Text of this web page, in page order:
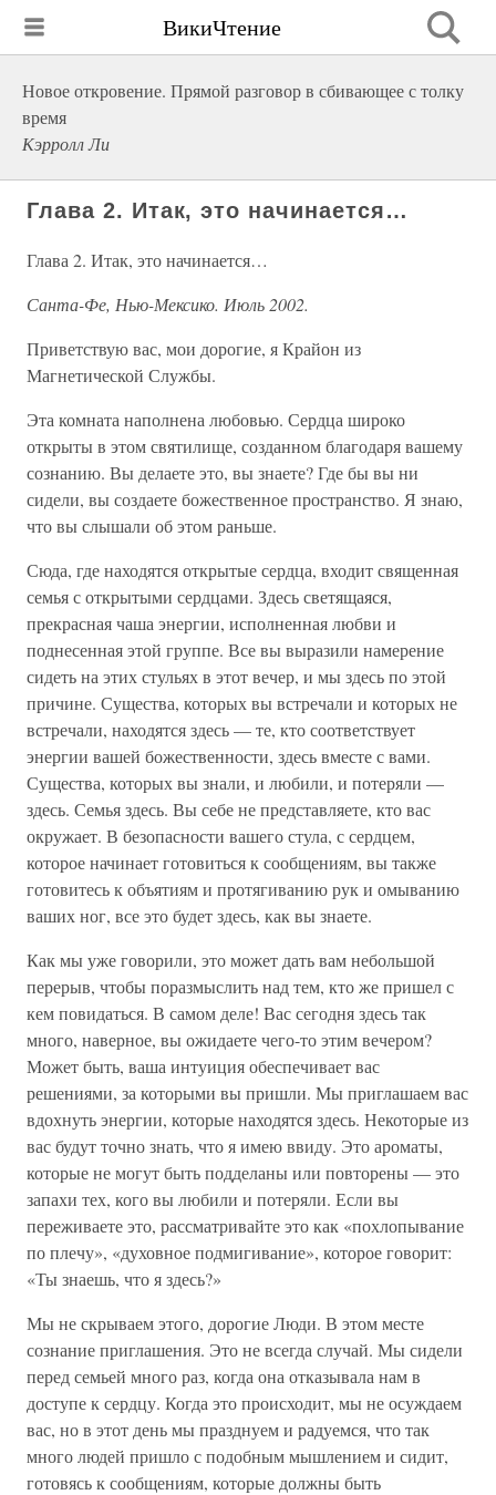
ВикиЧтение
Новое откровение. Прямой разговор в сбивающее с толку
время
Кэрролл Ли
Глава 2. Итак, это начинается…
Глава 2. Итак, это начинается…
Санта-Фе, Нью-Мексико. Июль 2002.
Приветствую вас, мои дорогие, я Крайон из
Магнетической Службы.
Эта комната наполнена любовью. Сердца широко
открыты в этом святилище, созданном благодаря вашему
сознанию. Вы делаете это, вы знаете? Где бы вы ни
сидели, вы создаете божественное пространство. Я знаю,
что вы слышали об этом раньше.
Сюда, где находятся открытые сердца, входит священная
семья с открытыми сердцами. Здесь светящаяся,
прекрасная чаша энергии, исполненная любви и
поднесенная этой группе. Все вы выразили намерение
сидеть на этих стульях в этот вечер, и мы здесь по этой
причине. Существа, которых вы встречали и которых не
встречали, находятся здесь — те, кто соответствует
энергии вашей божественности, здесь вместе с вами.
Существа, которых вы знали, и любили, и потеряли —
здесь. Семья здесь. Вы себе не представляете, кто вас
окружает. В безопасности вашего стула, с сердцем,
которое начинает готовиться к сообщениям, вы также
готовитесь к объятиям и протягиванию рук и омыванию
ваших ног, все это будет здесь, как вы знаете.
Как мы уже говорили, это может дать вам небольшой
перерыв, чтобы поразмыслить над тем, кто же пришел с
кем повидаться. В самом деле! Вас сегодня здесь так
много, наверное, вы ожидаете чего-то этим вечером?
Может быть, ваша интуиция обеспечивает вас
решениями, за которыми вы пришли. Мы приглашаем вас
вдохнуть энергии, которые находятся здесь. Некоторые из
вас будут точно знать, что я имею ввиду. Это ароматы,
которые не могут быть подделаны или повторены — это
запахи тех, кого вы любили и потеряли. Если вы
переживаете это, рассматривайте это как «похлопывание
по плечу», «духовное подмигивание», которое говорит:
«Ты знаешь, что я здесь?»
Мы не скрываем этого, дорогие Люди. В этом месте
сознание приглашения. Это не всегда случай. Мы сидели
перед семьей много раз, когда она отказывала нам в
доступе к сердцу. Когда это происходит, мы не осуждаем
вас, но в этот день мы празднуем и радуемся, что так
много людей пришло с подобным мышлением и сидит,
готовясь к сообщениям, которые должны быть